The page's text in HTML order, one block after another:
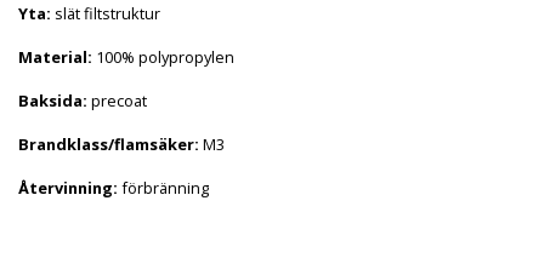
Yta: slät filtstruktur
Material: 100% polypropylen
Baksida: precoat
Brandklass/flamsäker: M3
Återvinning: förbränning